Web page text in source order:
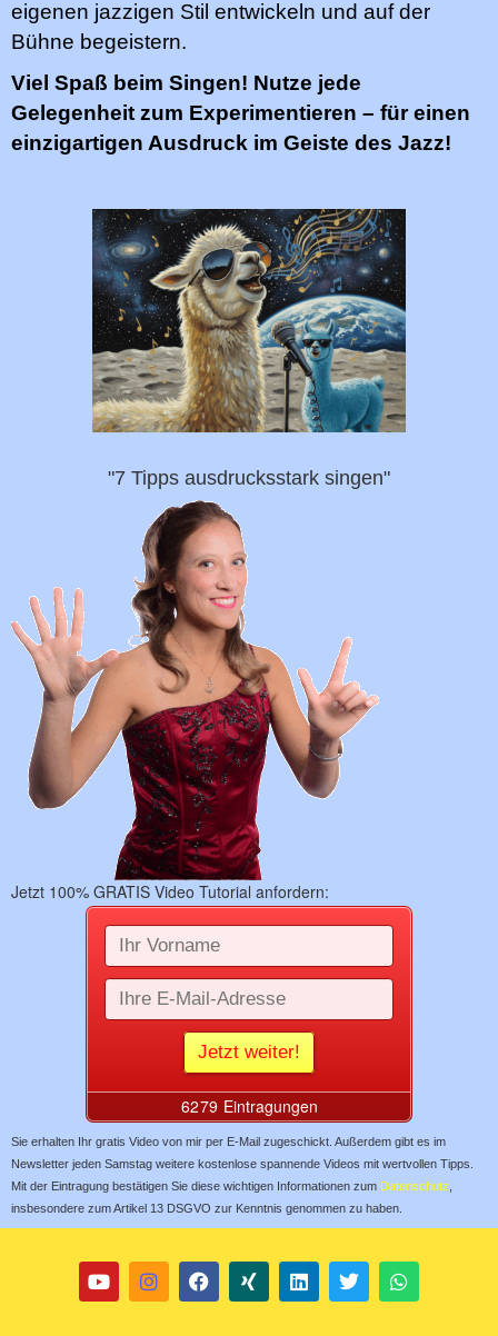
eigenen jazzigen Stil entwickeln und auf der
Bühne begeistern.
Viel Spaß beim Singen! Nutze jede
Gelegenheit zum Experimentieren – für einen
einzigartigen Ausdruck im Geiste des Jazz!
"7 Tipps ausdrucksstark singen"
Jetzt 100% GRATIS Video Tutorial anfordern:
Sie erhalten Ihr gratis Video von mir per E-Mail zugeschickt. Außerdem gibt es im
Newsletter jeden Samstag weitere kostenlose spannende Videos mit wertvollen Tipps.
Mit der Eintragung bestätigen Sie diese wichtigen Informationen zum Datenschutz
insbesondere zum Artikel 13 DSGVO zur Kenntnis genommen zu haben.